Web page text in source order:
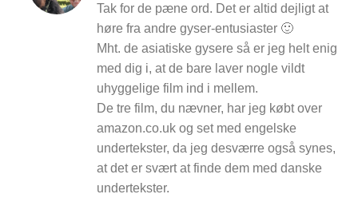
Tak for de pæne ord. Det er altid dejligt at
høre fra andre gyser-entusiaster 🙂
Mht. de asiatiske gysere så er jeg helt enig
med dig i, at de bare laver nogle vildt
uhyggelige film ind i mellem.
De tre film, du nævner, har jeg købt over
amazon.co.uk og set med engelske
undertekster, da jeg desværre også synes,
at det er svært at finde dem med danske
undertekster.